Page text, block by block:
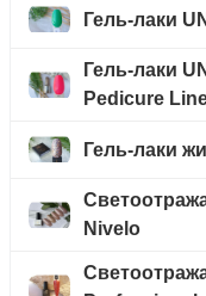
Гель-лаки
Гель-лаки
Pedicure
Гель-лаки
Nivelo